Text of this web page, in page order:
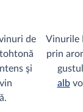
de
şi
Vinurile
prin
alb